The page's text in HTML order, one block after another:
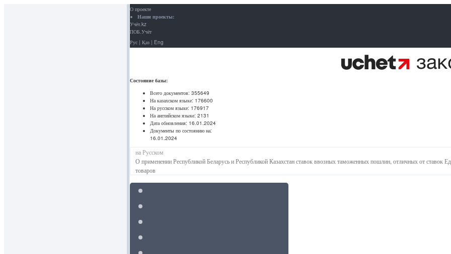
О проекте
Наши проекты:
Учёт.kz
ПОБ.Учёт
Рус | Қаз | Eng
Состояние базы:
Всего документов: 355649
На казахском языке: 176600
На русском языке: 176917
На английском языке: 2131
Дата обновления: 16.01.2024
Документы по состоянию на:
16.01.2024
на Русском
О применении Республикой Беларусь и Республикой Казахстан ставок ввозных таможенных пошлин, отличных от ставок
товаров